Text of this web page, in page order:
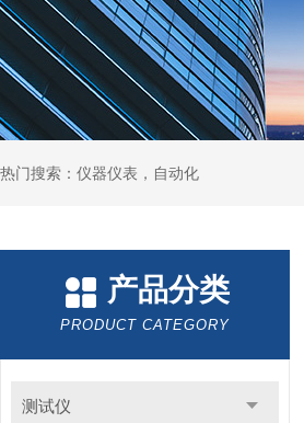
热门搜索：仪器仪表，自动化
产品分类
PRODUCT CATEGORY
测试仪